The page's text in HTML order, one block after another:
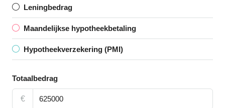
Leningbedrag
Maandelijkse hypotheekbetaling
Hypotheekverzekering (PMI)
Totaalbedrag
€